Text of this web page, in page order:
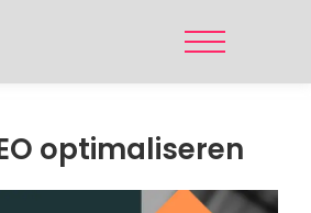
optimaliseren